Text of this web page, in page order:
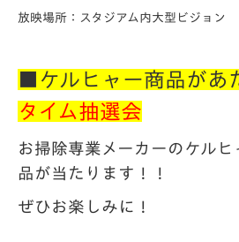
放映場所：スタジアム内大型ビジョン
■ケルヒャー商品があ
タイム抽選会
お掃除専業メーカーのケル
品が当たります！！
ぜひお楽しみに！